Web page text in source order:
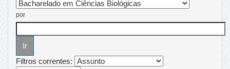
por
Filtros correntes: